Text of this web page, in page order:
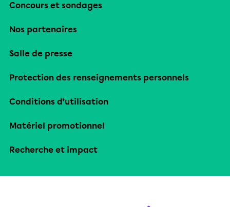
Concours et sondages
Nos partenaires
Salle de presse
Protection des renseignements personnels
Conditions d’utilisation
Matériel promotionnel
Recherche et impact